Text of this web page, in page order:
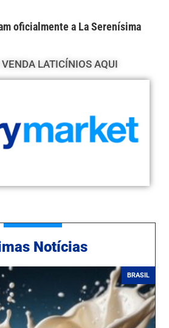
oficialmente a La Serenísima
LATICÍNIOS AQUI
Notícias
BRASIL